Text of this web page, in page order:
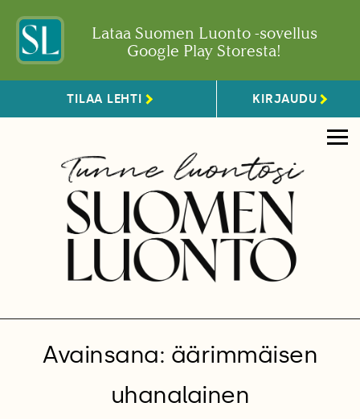
Lataa Suomen Luonto -sovellus
Google Play Storesta!
TILAA LEHTI KIRJAUDU
Avainsana: äärimmäisen
uhanalainen